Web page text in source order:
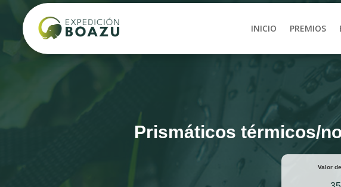
INICIO PREMIOS
Prismáticos térmicos/
Valor